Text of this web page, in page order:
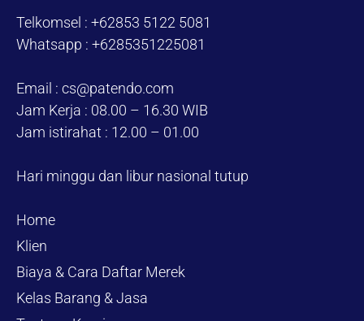
Telkomsel : +62853 5122 5081
Whatsapp : +6285351225081
Email : cs@patendo.com
Jam Kerja : 08.00 – 16.30 WIB
Jam istirahat : 12.00 – 01.00
Hari minggu dan libur nasional tutup
Home
Klien
Biaya & Cara Daftar Merek
Kelas Barang & Jasa